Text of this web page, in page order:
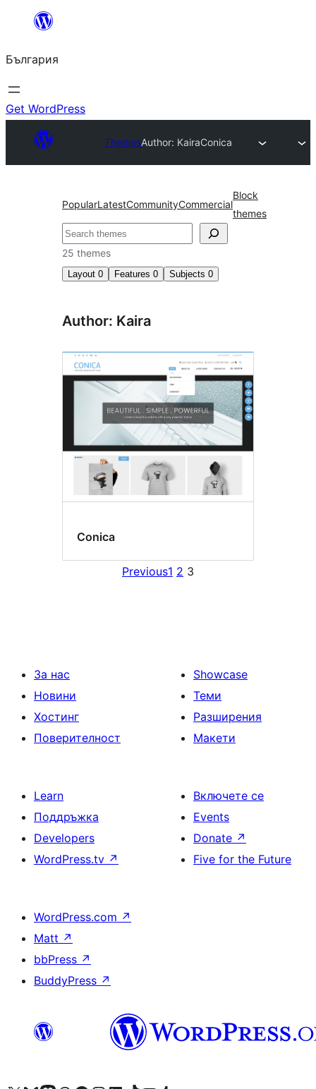
България
Get WordPress
ThemesAuthor: KairaConica
PopularLatestCommunityCommercial
Block
themes
Търсене
25 themes
Layout 0 Features 0 Subjects 0
Author: Kaira
Conica
Previous1 2 3
За нас
Новини
Хостинг
Поверителност
Showcase
Теми
Разширения
Макети
Learn
Поддръжка
Developers
WordPress.tv ↗
Включете се
Events
Donate ↗
Five for the Future
WordPress.com ↗
Matt ↗
bbPress ↗
BuddyPress ↗